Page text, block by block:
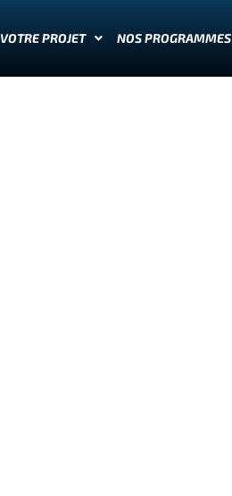
VOTRE PROJET NOS PROGRAMMES